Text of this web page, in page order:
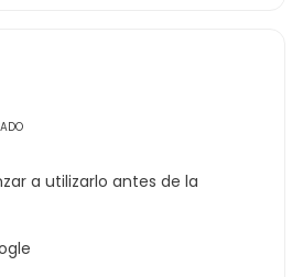
a utilizarlo antes de la